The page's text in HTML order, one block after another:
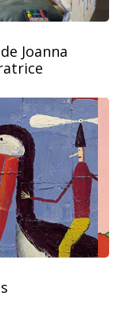
Joanna